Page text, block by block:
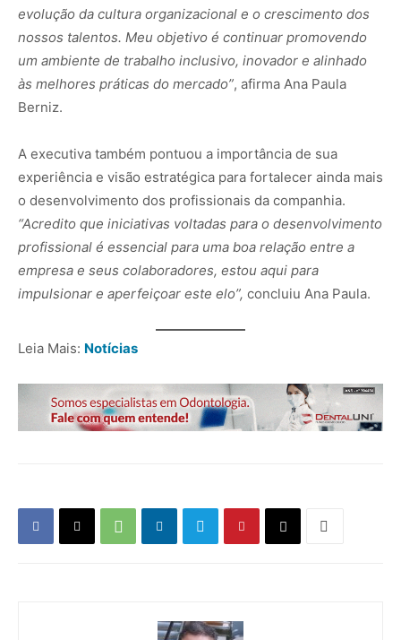
evolução da cultura organizacional e o crescimento dos
nossos talentos. Meu objetivo é continuar promovendo
um ambiente de trabalho inclusivo, inovador e alinhado
às melhores práticas do mercado”, afirma Ana Paula
Berniz.
A executiva também pontuou a importância de sua
experiência e visão estratégica para fortalecer ainda mais
o desenvolvimento dos profissionais da companhia.
“Acredito que iniciativas voltadas para o desenvolvimento
profissional é essencial para uma boa relação entre a
empresa e seus colaboradores, estou aqui para
impulsionar e aperfeiçoar este elo”, concluiu Ana Paula.
Leia Mais: Notícias